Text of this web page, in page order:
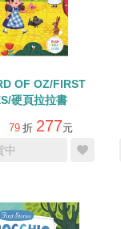
OF OZ/FIRST
硬頁拉拉書
79 折 277元
中